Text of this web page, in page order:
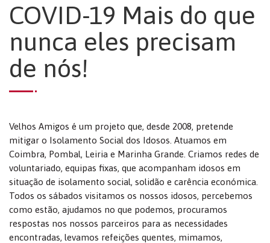
COVID-19 Mais do que
nunca eles precisam
de nós!
Velhos Amigos é um projeto que, desde 2008, pretende
mitigar o Isolamento Social dos Idosos. Atuamos em
Coimbra, Pombal, Leiria e Marinha Grande. Criamos redes de
voluntariado, equipas fixas, que acompanham idosos em
situação de isolamento social, solidão e carência económica.
Todos os sábados visitamos os nossos idosos, percebemos
como estão, ajudamos no que podemos, procuramos
respostas nos nossos parceiros para as necessidades
encontradas, levamos refeições quentes, mimamos,